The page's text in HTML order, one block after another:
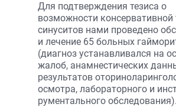
Для подтверждения тезиса о
возможности консервативной
синуситов нами проведено
и лечение 65 больных
(диагноз устанавливался на
жалоб, анамнестических
результатов
осмотра, лабораторного и
рументального обследования).